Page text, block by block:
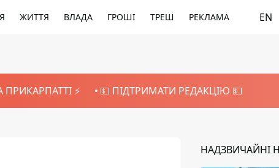
ЖИТТЯ ВЛАДА ГРОШІ ТРЕШ РЕКЛАМА EN
⚡️ 💵 ПІДТРИМАТИ РЕДАКЦІЮ 💵
НАДЗВИЧАЙНІ